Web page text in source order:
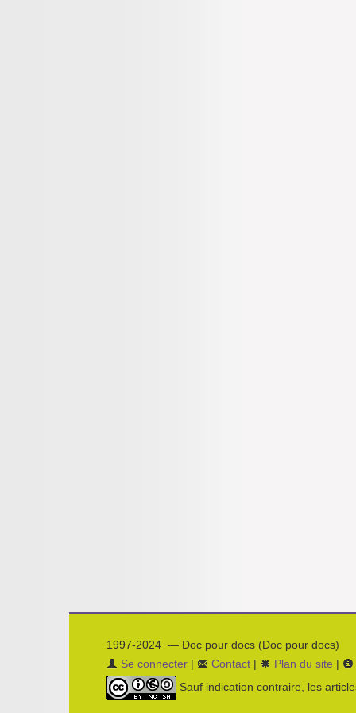
1997-2024 — Doc pour docs (Doc pour docs)
Se connecter| Contact| Plan du site |
Sauf indication contraire, les